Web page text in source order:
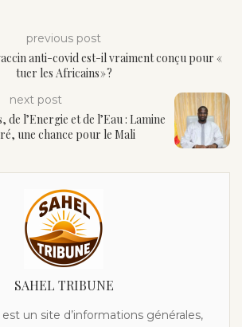
previous post
anti-covid est-il vraiment conçu pour «
tuer les Africains » ?
next post
de l’Energie et de l’Eau : Lamine
une chance pour le Mali
SAHEL TRIBUNE
un site d’informations générales,